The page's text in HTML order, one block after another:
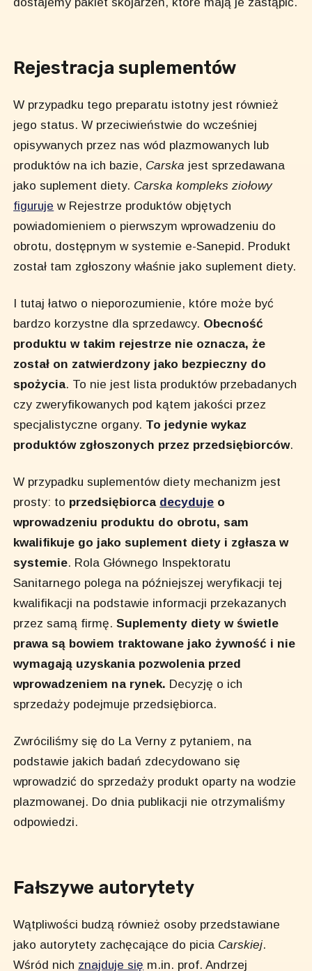
Rejestracja suplementów
W przypadku tego preparatu istotny jest również
jego status. W przeciwieństwie do wcześniej
opisywanych przez nas wód plazmowanych lub
produktów na ich bazie, Carska jest sprzedawana
jako suplement diety. Carska kompleks ziołowy
figuruje w Rejestrze produktów objętych
powiadomieniem o pierwszym wprowadzeniu do
obrotu, dostępnym w systemie e-Sanepid. Produkt
został tam zgłoszony właśnie jako suplement diety.
I tutaj łatwo o nieporozumienie, które może być
bardzo korzystne dla sprzedawcy. Obecność
produktu w takim rejestrze nie oznacza, że
został on zatwierdzony jako bezpieczny do
spożycia. To nie jest lista produktów przebadanych
czy zweryfikowanych pod kątem jakości przez
specjalistyczne organy. To jedynie wykaz
produktów zgłoszonych przez przedsiębiorców.
W przypadku suplementów diety mechanizm jest
prosty: to przedsiębiorca decyduje o
wprowadzeniu produktu do obrotu, sam
kwalifikuje go jako suplement diety i zgłasza w
systemie. Rola Głównego Inspektoratu
Sanitarnego polega na późniejszej weryfikacji tej
kwalifikacji na podstawie informacji przekazanych
przez samą firmę.Suplementy diety w świetle
prawa są bowiem traktowane jako żywność i nie
wymagają uzyskania pozwolenia przed
wprowadzeniem na rynek. Decyzję o ich
sprzedaży podejmuje przedsiębiorca.
Zwróciliśmy się do La Verny z pytaniem, na
podstawie jakich badań zdecydowano się
wprowadzić do sprzedaży produkt oparty na wodzie
plazmowanej. Do dnia publikacji nie otrzymaliśmy
odpowiedzi.
Fałszywe autorytety
Wątpliwości budzą również osoby przedstawiane
jako autorytety zachęcające do picia Carskiej.
Wśród nich znajduje się m.in. prof. Andrzej